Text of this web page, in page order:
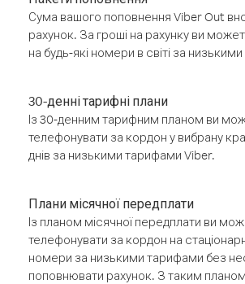
Сума вашого поповнення Viber Out
рахунок. За гроші на рахунку ви
на будь-які номери в світі за
30-денні тарифні плани
Із 30-денним тарифним планом ви
телефонувати за кордон у вибрану
днів за низькими тарифами Viber.
Плани місячної передплати
Із планом місячної передплати ви
телефонувати за кордон на
номери за низькими тарифами без
поповнювати рахунок. З таким